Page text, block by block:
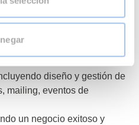
las necesidades de cada
diseño y gestión de
mailing, eventos de
un negocio exitoso y